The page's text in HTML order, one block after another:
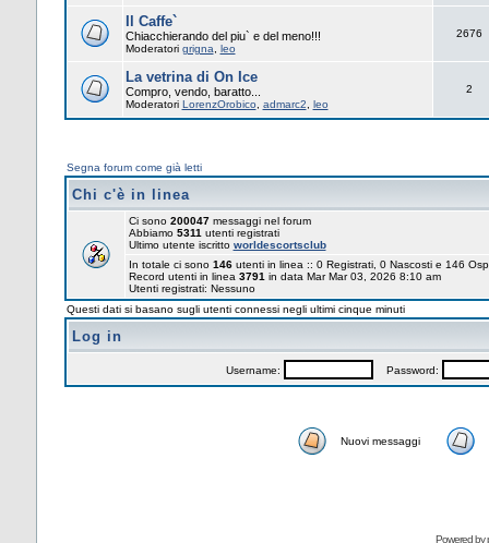
Il Caffe`
Chiacchierando del piu` e del meno!!!
Moderatori grigna leo
2676
La vetrina di On Ice
Compro, vendo, baratto...
Moderatori LorenzOrobico admarc2 leo
2
Segna forum come già letti
Chi c'è in linea
Ci sono 200047messaggi nel forum
Abbiamo 5311 utenti registrati
Ultimo utente iscritto worldescortsclub
In totale ci sono 146utenti in linea :: 0 Registrati, 0 Nascosti e 146
Record utenti in linea 3791 in data Mar Mar 03, 2026 8:10 am
Utenti registrati: Nessuno
Questi dati si basano sugli utenti connessi negli ultimi cinque minuti
Log in
Username: Password:
Nuovi messaggi
Powered by